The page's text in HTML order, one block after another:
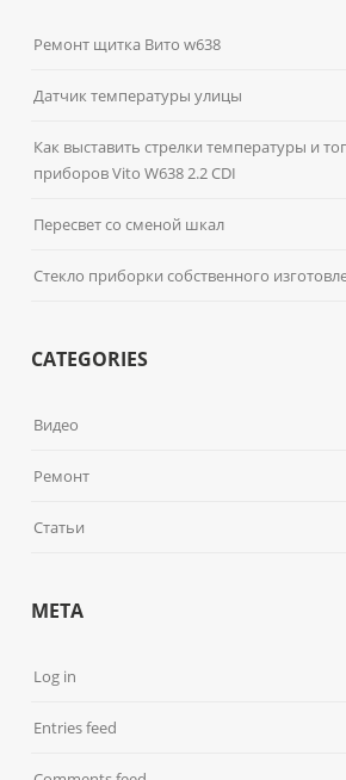
Ремонт щитка Вито w638
Датчик температуры улицы
Как выставить стрелки температуры и
приборов Vito W638 2.2 CDI
Пересвет со сменой шкал
Стекло приборки собственного
CATEGORIES
Видео
Ремонт
Статьи
META
Log in
Entries feed